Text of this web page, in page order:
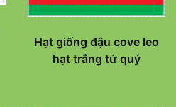
Hạt giống đậu cove leo
hạt trắng tứ quý